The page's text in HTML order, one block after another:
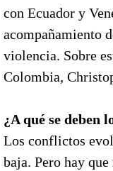
con Ecuador y
acompañamiento
violencia. Sobre
Colombia,
¿A qué se deben
Los conflictos
baja. Pero hay